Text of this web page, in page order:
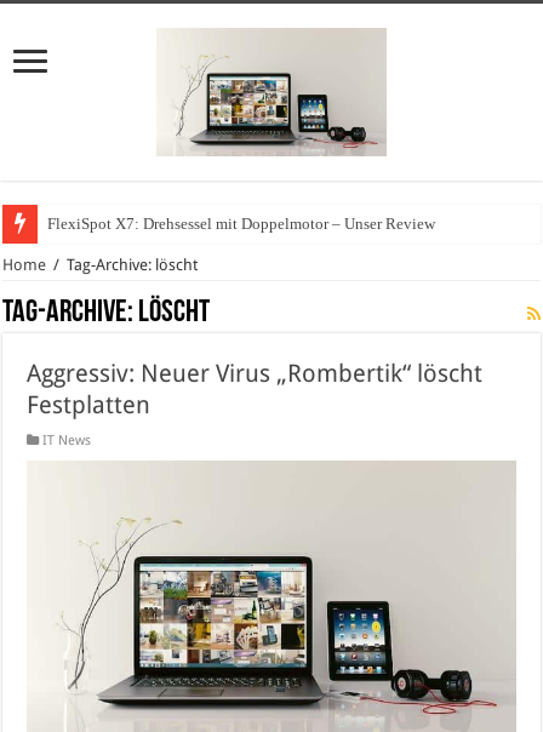
FlexiSpot X7: Drehsessel mit Doppelmotor – Unser Review
Home / Tag-Archive: löscht
Tag-Archive: löscht
Aggressiv: Neuer Virus „Rombertik“ löscht
Festplatten
IT News